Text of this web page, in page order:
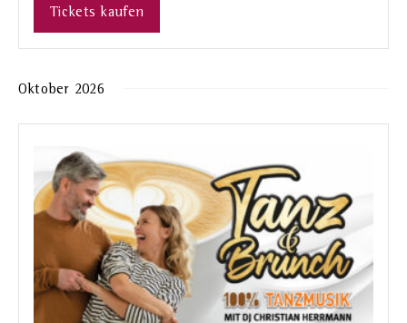
Tickets kaufen
Oktober 2026